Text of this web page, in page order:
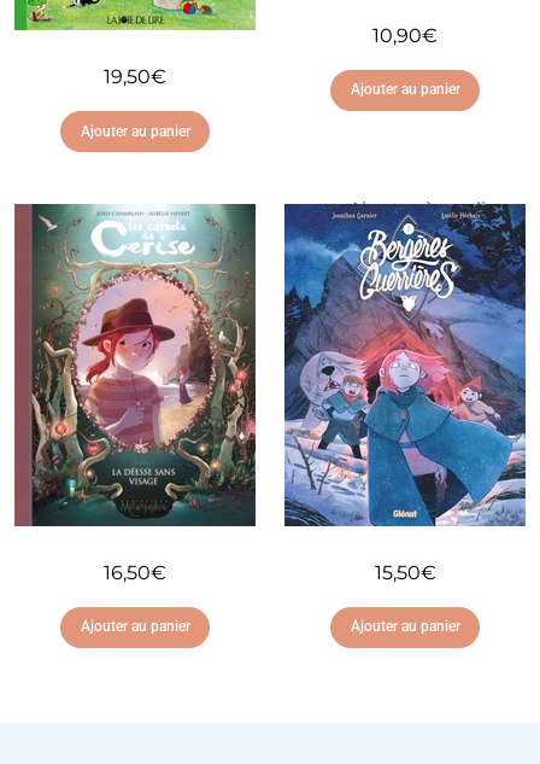
19,50€
Ajouter au panier
Ajouter à ma liste
d'envies
10,90€
Ajouter au panier
Ajouter à ma liste
d'envies
16,50€
Ajouter au panier
15,50€
Ajouter au panier